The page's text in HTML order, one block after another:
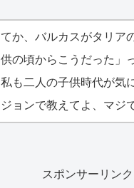
てか、バルカスがタリア
供の頃からこうだった」
私も二人の子供時代が気
ジョンで教えてよ、マジ
スポンサーリンク